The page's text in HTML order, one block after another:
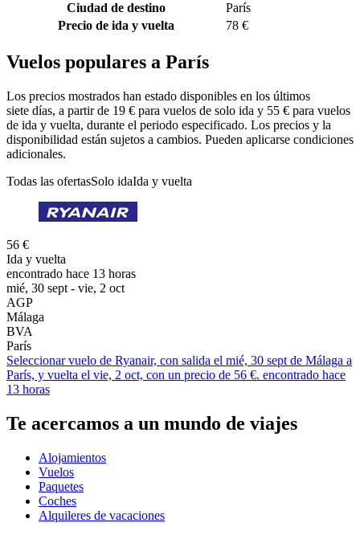
Ciudad de destino
París
Precio de ida y vuelta
78 €
Vuelos populares a París
Los precios mostrados han estado disponibles en los últimos
siete días, a partir de 19 € para vuelos de solo ida y 55 € para vuelos
de ida y vuelta, durante el periodo especificado. Los precios y la
disponibilidad están sujetos a cambios. Pueden aplicarse condiciones
adicionales.
Todas las ofertasSolo idaIda y vuelta
56 €
Ida y vuelta
encontrado hace 13 horas
mié, 30 sept - vie, 2 oct
AGP
Málaga
BVA
París
Seleccionar vuelo de Ryanair, con salida el mié, 30 sept de Málaga a
París, y vuelta el vie, 2 oct, con un precio de 56 €. encontrado hace
13 horas
Te acercamos a un mundo de viajes
Alojamientos
Vuelos
Paquetes
Coches
Alquileres de vacaciones